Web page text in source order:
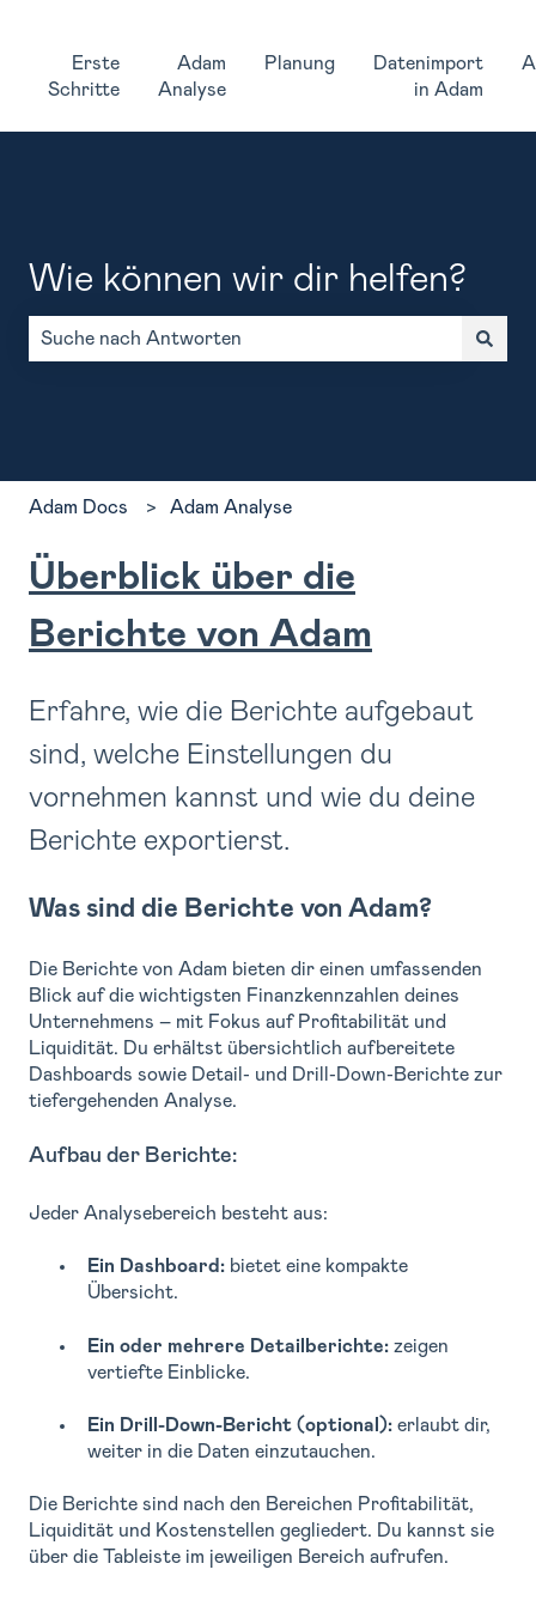
Erste
Schritte
Adam
Analyse
Planung
Datenimport
in Adam
Wie können wir dir helfen?
Adam Docs Adam Analyse
Überblick über die
Berichte von Adam
Erfahre, wie die Berichte aufgebaut
sind, welche Einstellungen du
vornehmen kannst und wie du deine
Berichte exportierst.
Was sind die Berichte von Adam?
Die Berichte von Adam bieten dir einen umfassenden
Blick auf die wichtigsten Finanzkennzahlen deines
Unternehmens – mit Fokus auf Profitabilität und
Liquidität. Du erhältst übersichtlich aufbereitete
Dashboards sowie Detail- und Drill-Down-Berichte zur
tiefergehenden Analyse.
Aufbau der Berichte:
Jeder Analysebereich besteht aus:
Ein Dashboard: bietet eine kompakte
Übersicht.
Ein oder mehrere Detailberichte: zeigen
vertiefte Einblicke.
Ein Drill-Down-Bericht (optional): erlaubt dir,
weiter in die Daten einzutauchen.
Die Berichte sind nach den Bereichen Profitabilität,
Liquidität und Kostenstellen gegliedert. Du kannst sie
über die Tableiste im jeweiligen Bereich aufrufen.